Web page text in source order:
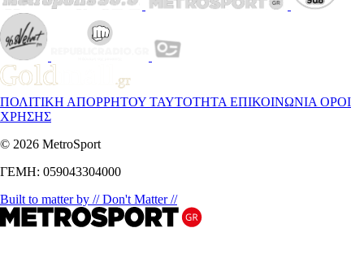
ΠΟΛΙΤΙΚΗ ΑΠΟΡΡΗΤΟΥ ΤΑΥΤΟΤΗΤΑ ΕΠΙΚΟΙΝΩΝΙΑ ΟΡΟΙ
ΧΡΗΣΗΣ
© 2026 MetroSport
ΓΕΜΗ: 059043304000
Built to matter by // Don't Matter //